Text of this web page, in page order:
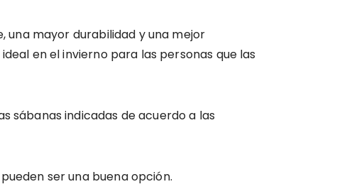
mayor durabilidad y una mejor
en el invierno para las personas que las
sábanas indicadas de acuerdo a las
ser una buena opción.